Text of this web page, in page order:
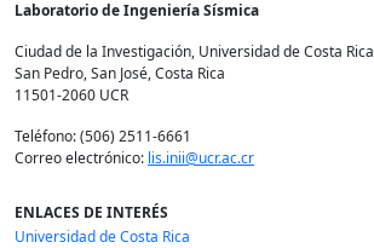
Laboratorio de Ingeniería Sísmica
Ciudad de la Investigación, Universidad de Costa Rica
San Pedro, San José, Costa Rica
11501-2060 UCR
Teléfono: (506) 2511-6661
Correo electrónico: lis.inii@ucr.ac.cr
ENLACES DE INTERÉS
Universidad de Costa Rica